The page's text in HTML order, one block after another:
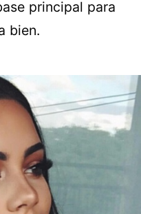
principal para
bien.